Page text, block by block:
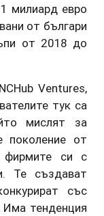
милиард евро
от българи
от 2018 до
Ventures,
тук са
мислят за
поколение от
фирмите си с
Те създават
със
тенденция